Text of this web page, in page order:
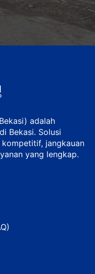
adalah
Bekasi. Solusi
jangkauan
yang lengkap.